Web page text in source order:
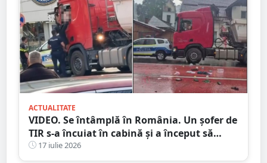
ACTUALITATE
VIDEO. Se întâmplă în România. Un șofer de
TIR s-a încuiat în cabină și a început să
arunce cu obiecte în trecători. Au intervenit
mascații
17 iulie 2026